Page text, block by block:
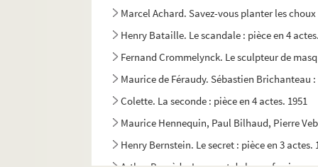
Marcel Achard. Savez-vous planter les
Henry Bataille. Le scandale : pièce en 4
Fernand Crommelynck. Le sculpteur de
Maurice de Féraudy. Sébastien Brichanteau
Colette. La seconde : pièce en 4 actes. 1951
Maurice Hennequin, Paul Bilhaud, Pierre
Henry Bernstein. Le secret : pièce en 3 actes.